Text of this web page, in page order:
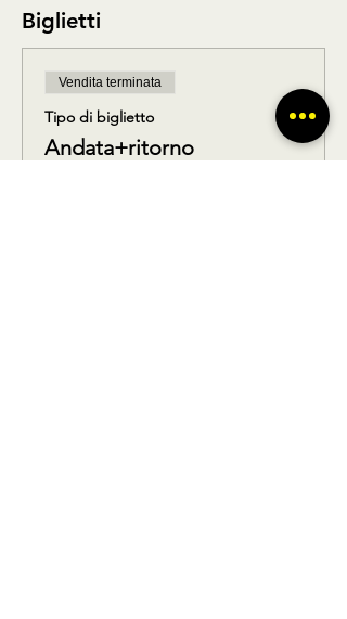
Biglietti
Vendita terminata
Tipo di biglietto
Andata+ritorno